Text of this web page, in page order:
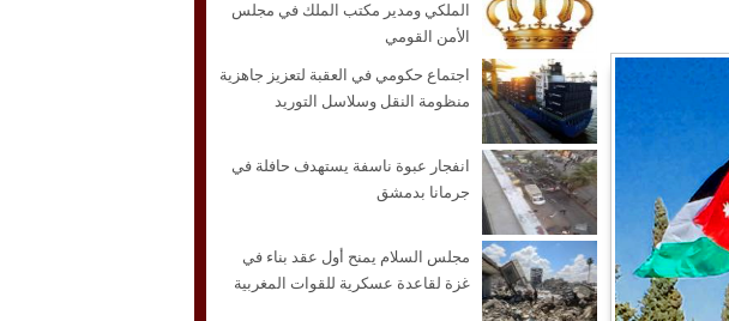
الملكي ومدير مكتب الملك في مجلس
الأمن القومي
اجتماع حكومي في العقبة لتعزيز جاهزية
منظومة النقل وسلاسل التوريد
انفجار عبوة ناسفة يستهدف حافلة في
جرمانا بدمشق
مجلس السلام يمنح أول عقد بناء في
غزة لقاعدة عسكرية للقوات المغربية